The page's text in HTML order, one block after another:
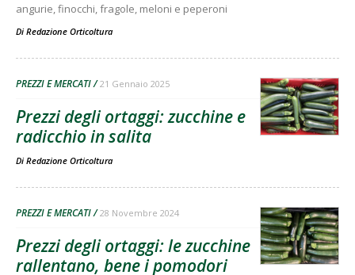
angurie, finocchi, fragole, meloni e peperoni
Di Redazione Orticoltura
PREZZI E MERCATI 21 Gennaio 2025
Prezzi degli ortaggi: zucchine e
radicchio in salita
Di Redazione Orticoltura
PREZZI E MERCATI 28 Novembre 2024
Prezzi degli ortaggi: le zucchine
rallentano, bene i pomodori